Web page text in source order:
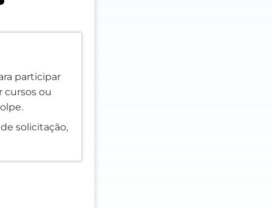
participar
cursos ou
solicitação,